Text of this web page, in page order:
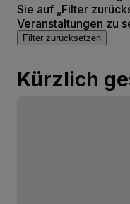
Sie auf „Filter
Veranstaltungen zu
Filter zurücksetzen
Kürzlich